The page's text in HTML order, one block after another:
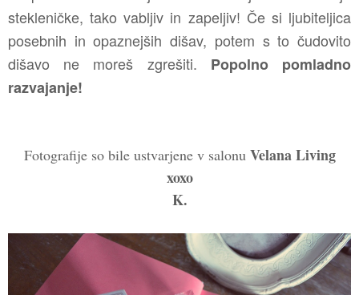
stekleničke, tako vabljiv in zapeljiv! Če si ljubiteljica
posebnih in opaznejših dišav, potem s to čudovito
dišavo ne moreš zgrešiti. Popolno pomladno
razvajanje!
Fotografije so bile ustvarjene v salonu Velana Living
xoxo
K.